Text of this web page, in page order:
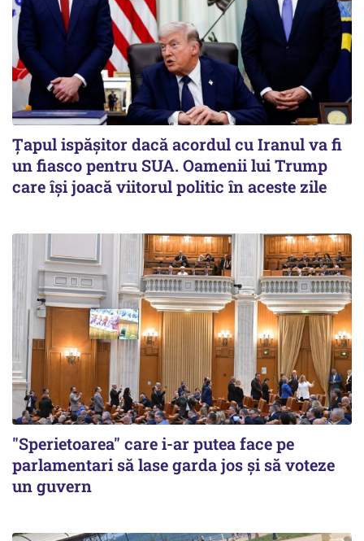
Țapul ispășitor dacă acordul cu Iranul va fi
un fiasco pentru SUA. Oamenii lui Trump
care își joacă viitorul politic în aceste zile
"Sperietoarea" care i-ar putea face pe
parlamentari să lase garda jos și să voteze
un guvern